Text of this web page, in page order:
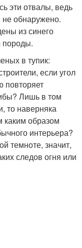
эти отвалы, ведь
не обнаружено.
из синего
породы.
в тупик:
если угол
повторяет
Лишь в том
то наверняка
каким образом
интерьера?
темноте, значит,
следов огня или